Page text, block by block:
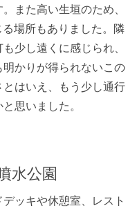
また高い生垣のため、
場所もありました。隣
少し遠くに感じられ、
かりが得られないこの
はいえ、もう少し通行
思いました。
水公園
ッキや休憩室、レスト